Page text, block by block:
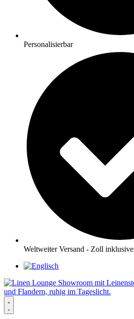
Personalisierbar
Weltweiter Versand - Zoll inklusive